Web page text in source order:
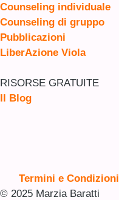
Counseling individuale
Counseling di gruppo
Pubblicazioni
LiberAzione Viola
RISORSE GRATUITE
Il Blog
Termini e Condizioni
© 2025 Marzia Baratti